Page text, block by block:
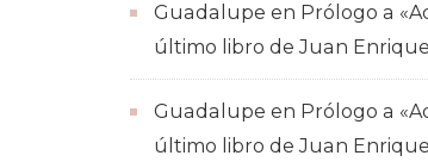
Guadalupe en Prólogo a
último libro de Juan
Guadalupe en Prólogo a
último libro de Juan